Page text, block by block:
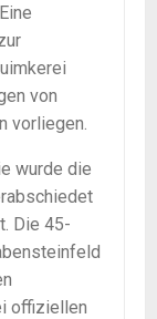
von
vorliegen.
wurde die
Die 45-
offiziellen